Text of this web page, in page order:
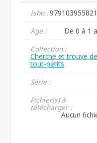
Isbn :
Age :
De 0 à 1
Collection :
Cherche et trouve
tout-petits
Série :
Fichier(s) à
télécharger :
Aucun